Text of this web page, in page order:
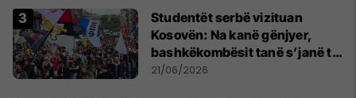
Studentët serbë vizituan
Kosovën: Na kanë gënjyer,
bashkëkombësit tanë s’janë të
shtypur
21/06/2026